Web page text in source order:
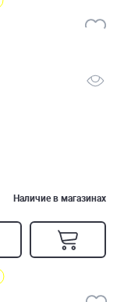
Наличие в магазинах